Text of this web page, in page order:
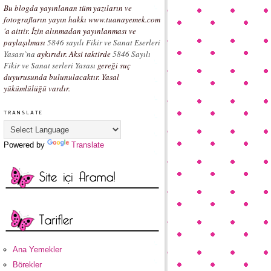
Bu blogda yayınlanan tüm yazıların ve
fotografların yayın hakkı www.tuanayemek.com
'a aittir. İzin alınmadan yayınlanması ve
paylaşılması 5846 sayılı Fikir ve Sanat Eserleri
Yasası`na aykırıdır. Aksi taktirde5846 Sayılı
Fikir ve Sanat serleri Yasası gereği suç
duyurusunda bulunulacaktır. Yasal
yükümlülüğü vardır.
TRANSLATE
Powered by Translate
Ana Yemekler
Börekler